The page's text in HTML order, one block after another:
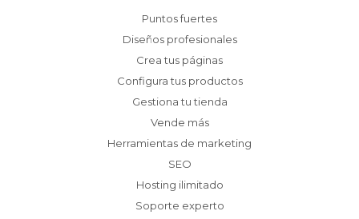
Puntos fuertes
Diseños profesionales
Crea tus páginas
Configura tus productos
Gestiona tu tienda
Vende más
Herramientas de marketing
SEO
Hosting ilimitado
Soporte experto